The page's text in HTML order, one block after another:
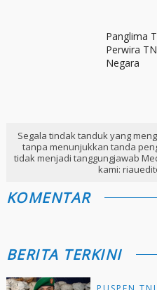
Panglima
Perwira
Negara
Segala tindak tanduk yang
tanpa menunjukkan tanda
tidak menjadi tanggungjawab
kami:
KOMENTAR
BERITA TERKINI